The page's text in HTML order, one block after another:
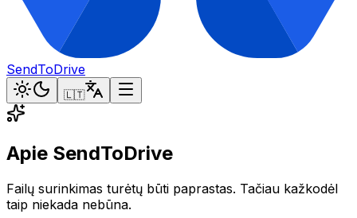
SendToDrive
🇱🇹
Apie SendToDrive
Failų surinkimas turėtų būti paprastas. Tačiau kažkodėl
taip niekada nebūna.